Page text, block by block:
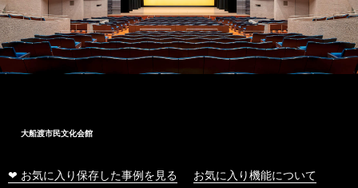
大船渡市民文化会館
❤ お気に入り保存した事例を見る お気に入り機能について